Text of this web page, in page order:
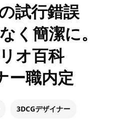
試行錯誤
く簡潔に。
オ百科
ー職内定
3DCGデザイナー